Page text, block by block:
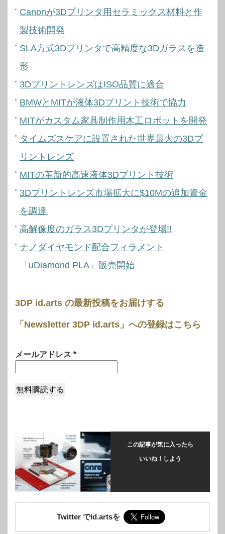
Canonが3Dプリンタ用セラミックス材料と作
製技術開発
SLA方式3Dプリンタで高精度な3Dガラスを造
形
3DプリントレンズはISO品質に適合
BMWとMITが液体3Dプリント技術で協力
MITがカスタム家具制作用木工ロボットを開発
タイムズスケアに設置された世界最大の3Dプ
リントレンズ
MITの革新的高速液体3Dプリント技術
3Dプリントレンズ市場拡大に$10Mの追加資金
を調達
高解像度のガラス3Dプリンタが登場!!
ナノダイヤモンド配合フィラメント
「uDiamond PLA」販売開始
3DP id.arts の最新投稿をお届けする
「Newsletter 3DP id.arts」への登録はこちら
メールアドレス *
この記事が気に入ったら
いいね！しよう
Twitter でid.artsを